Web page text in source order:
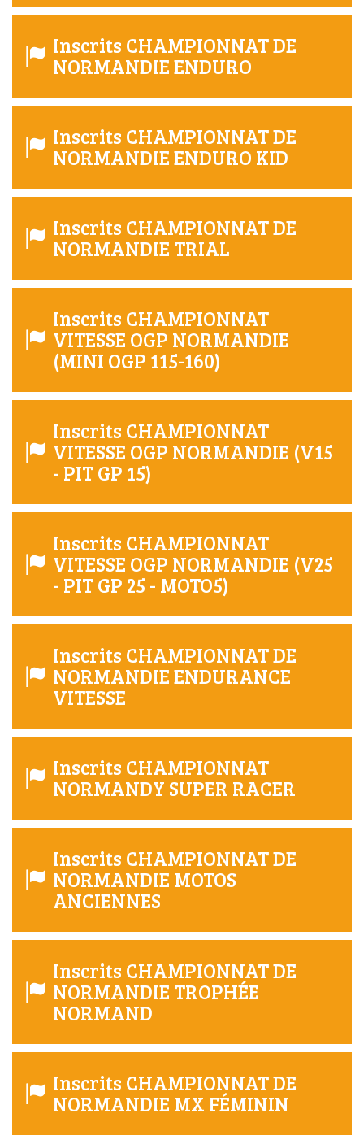
Inscrits CHAMPIONNAT DE
NORMANDIE ENDURO
Inscrits CHAMPIONNAT DE
NORMANDIE ENDURO KID
Inscrits CHAMPIONNAT DE
NORMANDIE TRIAL
Inscrits CHAMPIONNAT
VITESSE OGP NORMANDIE
(MINI OGP 115-160)
Inscrits CHAMPIONNAT
VITESSE OGP NORMANDIE (V15
- PIT GP 15)
Inscrits CHAMPIONNAT
VITESSE OGP NORMANDIE (V25
- PIT GP 25 - MOTO5)
Inscrits CHAMPIONNAT DE
NORMANDIE ENDURANCE
VITESSE
Inscrits CHAMPIONNAT
NORMANDY SUPER RACER
Inscrits CHAMPIONNAT DE
NORMANDIE MOTOS
ANCIENNES
Inscrits CHAMPIONNAT DE
NORMANDIE TROPHÉE
NORMAND
Inscrits CHAMPIONNAT DE
NORMANDIE MX FÉMININ